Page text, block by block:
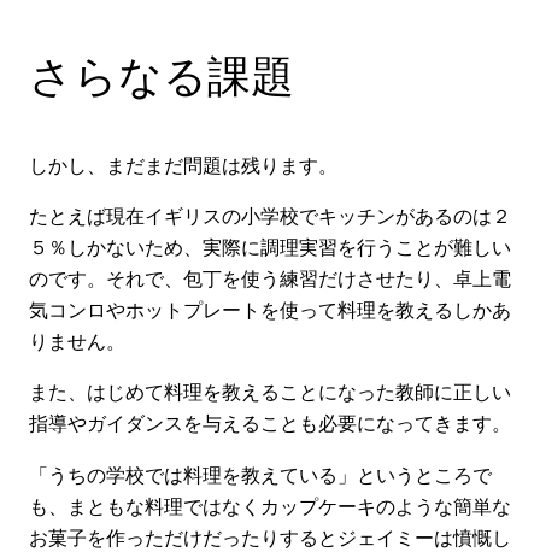
さらなる課題
しかし、まだまだ問題は残ります。
たとえば現在イギリスの小学校でキッチンがあるのは２
５％しかないため、実際に調理実習を行うことが難しい
のです。それで、包丁を使う練習だけさせたり、卓上電
気コンロやホットプレートを使って料理を教えるしかあ
りません。
また、はじめて料理を教えることになった教師に正しい
指導やガイダンスを与えることも必要になってきます。
「うちの学校では料理を教えている」というところで
も、まともな料理ではなくカップケーキのような簡単な
お菓子を作っただけだったりするとジェイミーは憤慨し